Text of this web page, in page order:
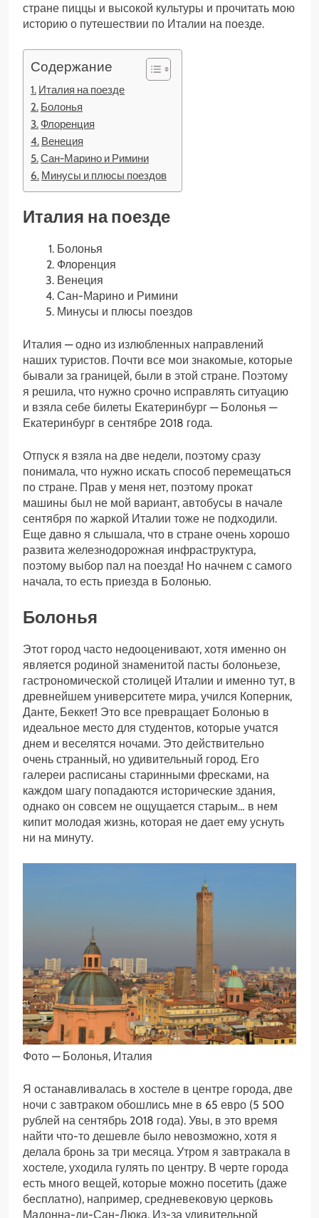
стране пиццы и высокой культуры и прочитать мою
историю о путешествии по Италии на поезде.
Содержание
Италия на поезде
Болонья
Флоренция
Венеция
Сан-Марино и Римини
Минусы и плюсы поездов
Италия на поезде
Болонья
Флоренция
Венеция
Сан-Марино и Римини
Минусы и плюсы поездов
Италия — одно из излюбленных направлений
наших туристов. Почти все мои знакомые, которые
бывали за границей, были в этой стране. Поэтому
я решила, что нужно срочно исправлять ситуацию
и взяла себе билеты Екатеринбург — Болонья —
Екатеринбург в сентябре 2018 года.
Отпуск я взяла на две недели, поэтому сразу
понимала, что нужно искать способ перемещаться
по стране. Прав у меня нет, поэтому прокат
машины был не мой вариант, автобусы в начале
сентября по жаркой Италии тоже не подходили.
Еще давно я слышала, что в стране очень хорошо
развита железнодорожная инфраструктура,
поэтому выбор пал на поезда! Но начнем с самого
начала, то есть приезда в Болонью.
Болонья
Этот город часто недооценивают, хотя именно он
является родиной знаменитой пасты болоньезе,
гастрономической столицей Италии и именно тут, в
древнейшем университете мира, учился Коперник,
Данте, Беккет! Это все превращает Болонью в
идеальное место для студентов, которые учатся
днем и веселятся ночами. Это действительно
очень странный, но удивительный город. Его
галереи расписаны старинными фресками, на
каждом шагу попадаются исторические здания,
однако он совсем не ощущается старым… в нем
кипит молодая жизнь, которая не дает ему уснуть
ни на минуту.
Фото — Болонья, Италия
Я останавливалась в хостеле в центре города, две
ночи с завтраком обошлись мне в 65 евро (5 500
рублей на сентябрь 2018 года). Увы, в это время
найти что-то дешевле было невозможно, хотя я
делала бронь за три месяца. Утром я завтракала в
хостеле, уходила гулять по центру. В черте города
есть много вещей, которые можно посетить (даже
бесплатно), например, средневековую церковь
Мадонна-ди-Сан-Люка. Из-за удивительной